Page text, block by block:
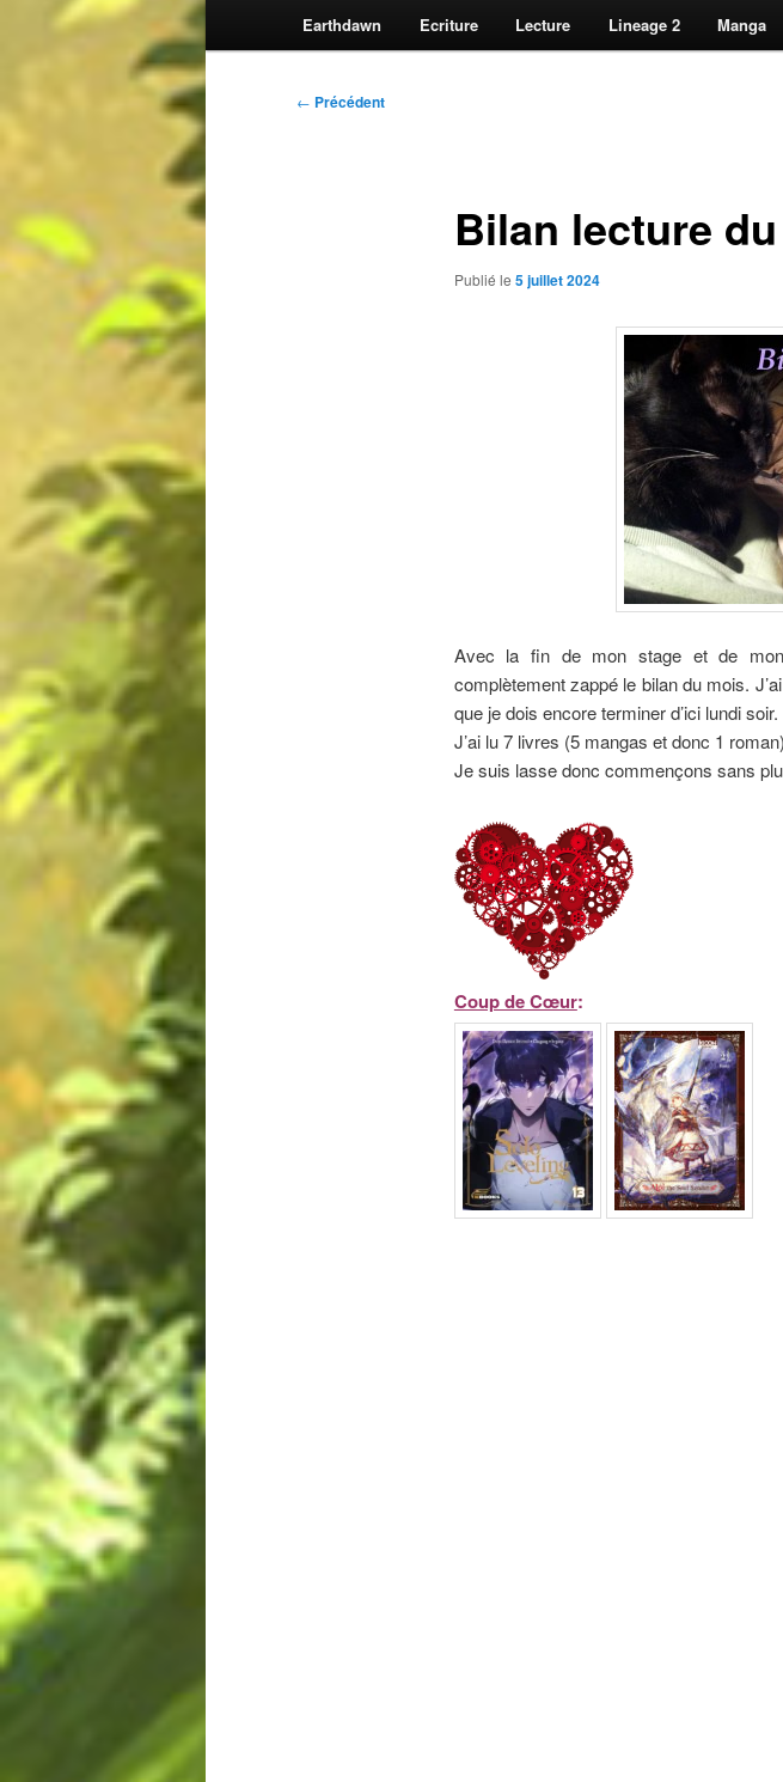
Earthdawn Ecriture Lecture Lineage 2 Manga
Navigation
← Précédent
Bilan lecture
Publié le 5 juillet 2024
Avec la fin de mon stage et de mon
complètement zappé le bilan du mois.
que je dois encore terminer d’ici lundi soir.
J’ai lu 7 livres (5 mangas et donc 1
Je suis lasse donc commençons sans
Coup de Cœur: